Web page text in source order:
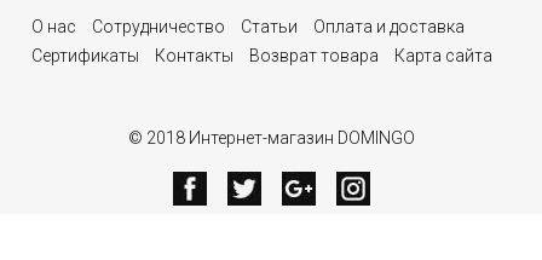
О нас Сотрудничество Статьи
Оплата и доставка
Сертификаты
Контакты Возврат товара Карта сайта
© 2018 Интернет-магазин DOMINGO